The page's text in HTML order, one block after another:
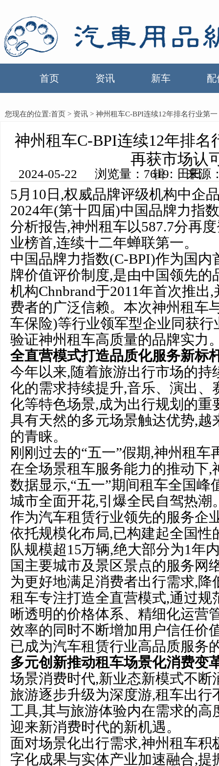
首页 资讯 新车 配
您现在的位置:首页 > 资讯 > 神州租车C-BPI连续12年排名行业第
神州租车C-BPI连续12年排名
再获市场认
2024-05-22 浏览量：7619 来源：中国汽车用品网 编辑：田田
5月10日,权威品牌评级机构中企
2024年(第十四届)中国品牌力指
分析报告,神州租车以587.7分再
业榜首,连续十二年蝉联第一。
中国品牌力指数(C-BPI)作为国内
牌价值评价制度,是由中国领先的
机构Chnbrand于2011年首次推出
费者的广泛信赖。本次神州租车
车保险)等行业领军型企业同获行
验证神州租车高质量的品牌实力
全直营模式打造品质化服务新标
今年以来,随着旅游出行市场的持
化的需求持续提升,音乐、演出、
化等特色场景,成为出行规划的重
具有天然的多元场景触达优势,越
的青睐。
刚刚过去的“五一”假期,神州租车
在全场景租车服务能力的推动下,
数据显示,“五一”期间租车全国峰
城市全面开花,引爆全民自驾热潮
作为汽车租赁行业领先的服务企
依托规模化布局,已构建起全国性
队规模超15万辆,绝大部分为1年
国主要城市及景区景点的服务网
为更好地满足消费者出行需求,降
租车专注打造全直营模式,通过规
晰透明的价格体系、精细化运营
效率的同时不断增加用户信任价
已成为汽车租赁行业高品质服务
多元创新推动租车场景化消费变
场景消费时代,新业态新模式不断
旅游逐步升级为深度游,租车出行
工具,其与旅游体验内在需求的高
迎来新消费时代的新机遇。
面对场景化出行需求,神州租车积
字化成果与实体产业加速融合,提